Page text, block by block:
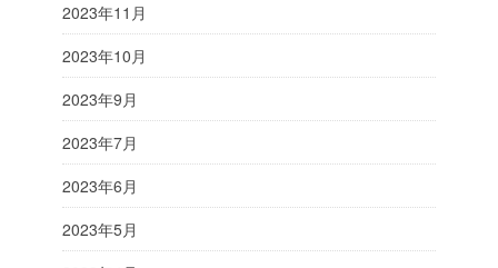
2023年11月
2023年10月
2023年9月
2023年7月
2023年6月
2023年5月